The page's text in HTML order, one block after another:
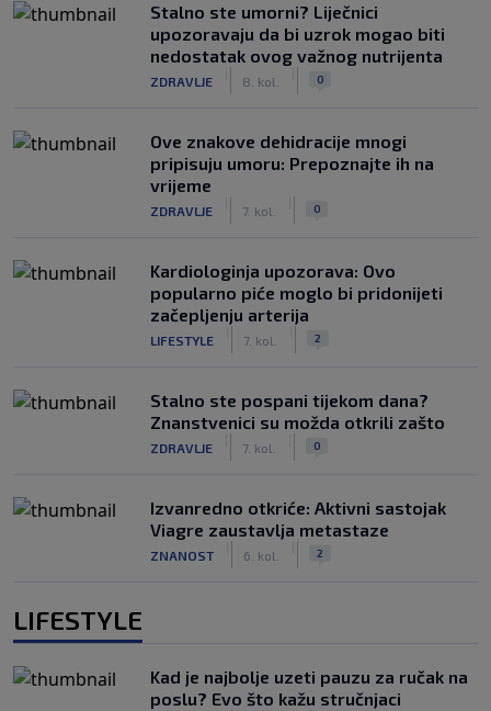
Stalno ste umorni? Liječnici
upozoravaju da bi uzrok mogao biti
nedostatak ovog važnog nutrijenta
ZDRAVLJE 8. kol. 0
Ove znakove dehidracije mnogi
pripisuju umoru: Prepoznajte ih na
vrijeme
ZDRAVLJE 7. kol. 0
Kardiologinja upozorava: Ovo
popularno piće moglo bi pridonijeti
začepljenju arterija
LIFESTYLE 7. kol. 2
Stalno ste pospani tijekom dana?
Znanstvenici su možda otkrili zašto
ZDRAVLJE 7. kol. 0
Izvanredno otkriće: Aktivni sastojak
Viagre zaustavlja metastaze
ZNANOST 6. kol. 2
LIFESTYLE
Kad je najbolje uzeti pauzu za ručak na
poslu? Evo što kažu stručnjaci